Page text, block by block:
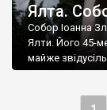
Ялта.
Собор Іоанна
Ялти. Його 45-
майже